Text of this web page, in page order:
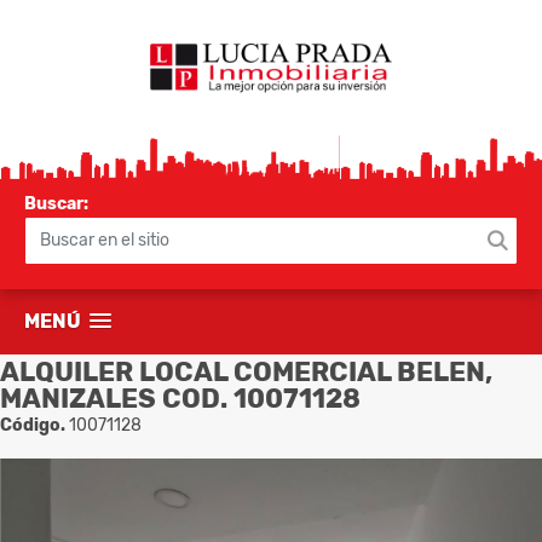
Buscar:
MENÚ
ALQUILER LOCAL COMERCIAL BELEN,
MANIZALES COD. 10071128
Código.10071128